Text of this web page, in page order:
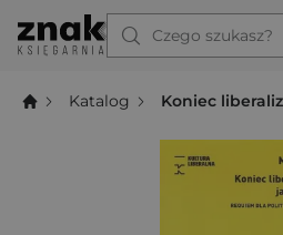
Czego szukasz?
Katalog Koniec